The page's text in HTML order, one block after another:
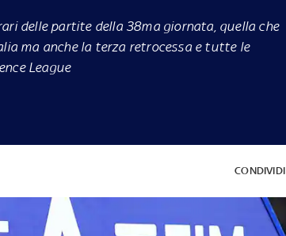
delle partite della 38ma giornata, quella che
ma anche la terza retrocessa e tutte le
League
CONDIVIDI